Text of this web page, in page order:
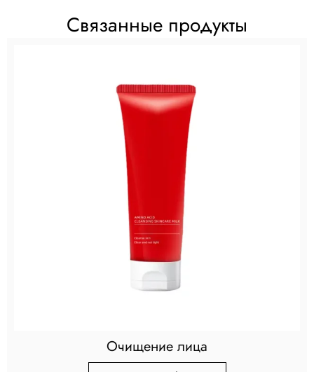
Связанные продукты
Очищение лица